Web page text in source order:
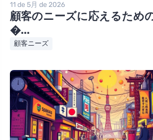
11 de 5月 de 2026
顧客のニーズに応えるため
�...
顧客ニーズ